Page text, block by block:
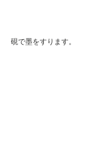
硯で墨をすります。